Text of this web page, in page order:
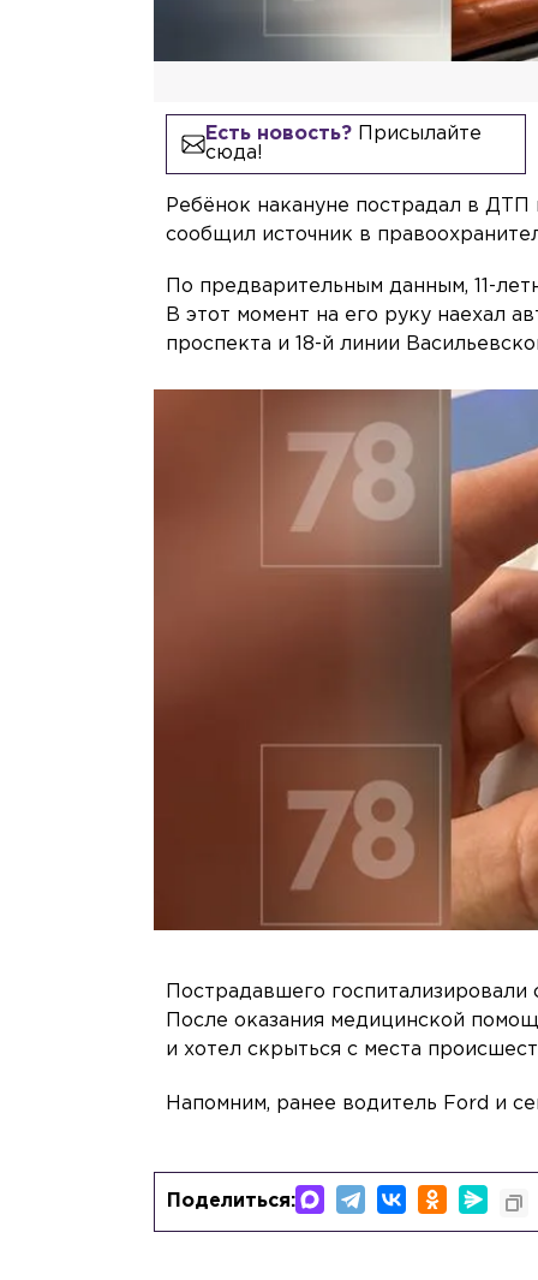
Есть новость?Присылайте
сюда!
Ребёнок накануне пострадал в
сообщил источник в
По предварительным данным, 11-
В этот момент на его руку наехал
проспекта и 18-й линии
Пострадавшего
После оказания медицинской
и хотел скрыться с места
Напомним, ранее водитель Ford и
Поделиться: